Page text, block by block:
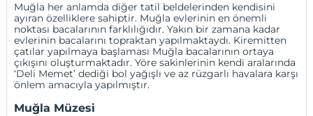
Muğla her anlamda diğer tatil beldelerinden kendisini
ayıran özelliklere sahiptir. Muğla evlerinin en önemli
noktası bacalarının farklılığıdır. Yakın bir zamana kadar
evlerinin bacalarını topraktan yapılmaktaydı. Kiremitten
çatılar yapılmaya başlaması Muğla bacalarının ortaya
çıkışını oluşturmaktadır. Yöre sakinlerinin kendi aralarında
‘Deli Memet’ dediği bol yağışlı ve az rüzgarlı havalara karşı
önlem amacıyla yapılmıştır.
Muğla Müzesi